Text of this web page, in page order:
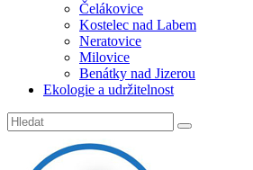
Čelákovice
Kostelec nad Labem
Neratovice
Milovice
Benátky nad Jizerou
Ekologie a udržitelnost